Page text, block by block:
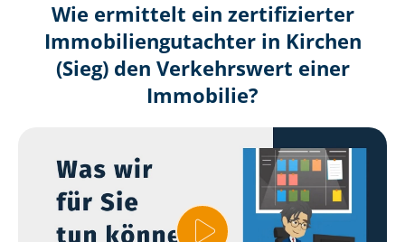
Wie ermittelt ein zertifizierter
Immobilien­gutachter in Kirchen
(Sieg) den Verkehrswert einer
Immobilie?